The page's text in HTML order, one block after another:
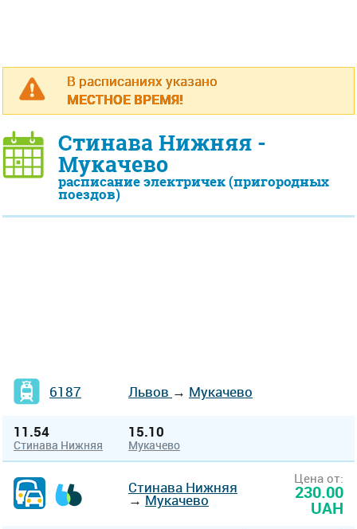
В расписаниях указано
МЕСТНОЕ ВРЕМЯ!
Стинава Нижняя -
Мукачево
расписание электричек (пригородных
поездов)
6187 Львов → Мукачево
11.54
Стинава Нижняя
15.10
Мукачево
Стинава Нижняя
→Мукачево
Цена от:
230.00
UAH